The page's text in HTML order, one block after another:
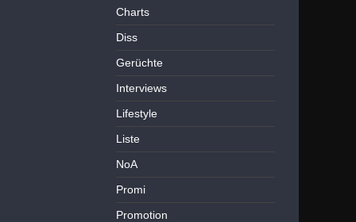
Charts
Diss
Gerüchte
Interviews
Lifestyle
Liste
NoA
Promi
Promotion